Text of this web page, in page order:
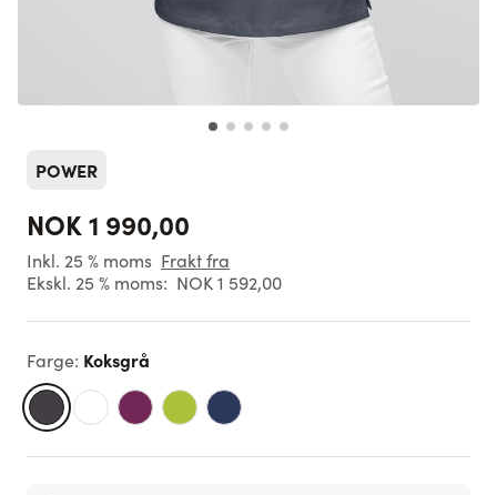
POWER
NOK 1 990,00
Inkl. 25 % moms Frakt fra
Ekskl. 25 % moms: NOK 1 592,00
Farge: Koksgrå